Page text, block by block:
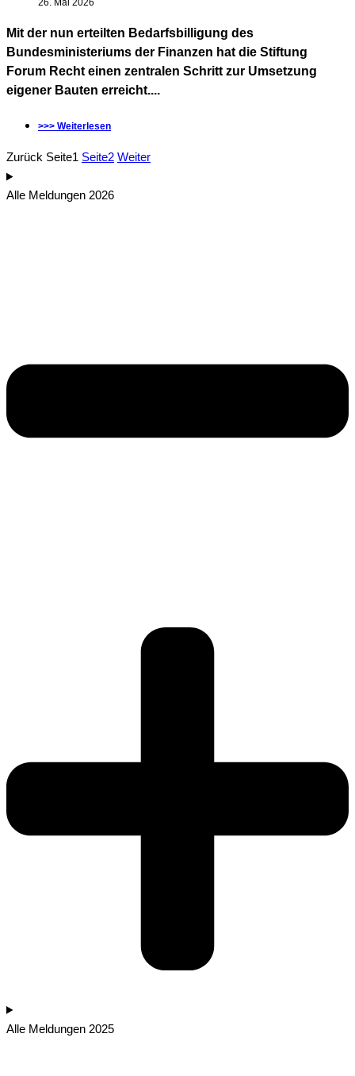
26. Mai 2026
Mit der nun erteilten Bedarfsbilligung des
Bundesministeriums der Finanzen hat die Stiftung
Forum Recht einen zentralen Schritt zur Umsetzung
eigener Bauten erreicht....
>>> Weiterlesen
Zurück Seite1 Seite2 Weiter
Alle Meldungen 2026
Alle Meldungen 2025